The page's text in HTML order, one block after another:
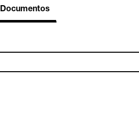
Documentos